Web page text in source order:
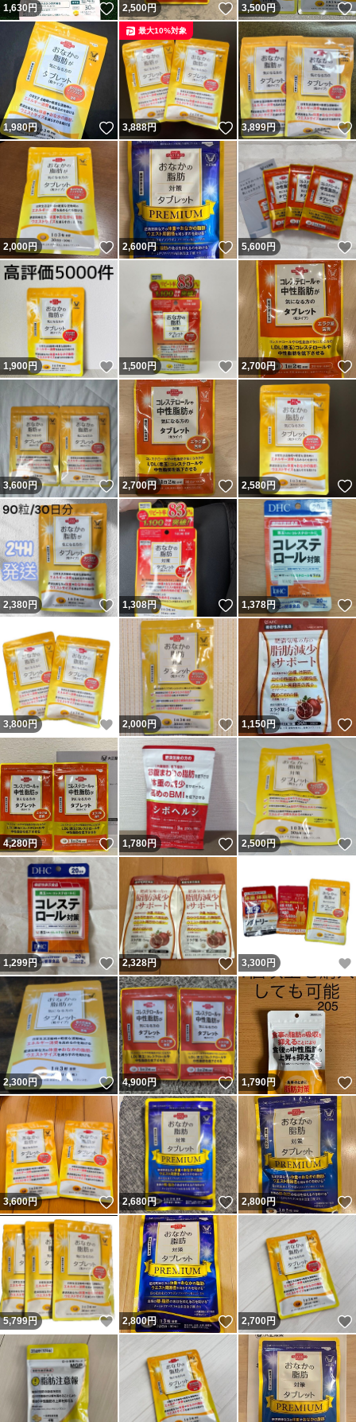
1,630円 いいね！
2,500円 いいね！
3,500円
1,980円 いいね！
3,888円 いいね！
最大10%対象
3,899円
2,000円 いいね！
2,600円 いいね！
5,600円
1,900円 いいね！
1,500円 いいね！
2,700円
3,600円 いいね！
2,700円 いいね！
2,580円
2,380円 いいね！
1,308円 いいね！
1,378円
3,800円 いいね！
2,000円 いいね！
1,150円
4,280円 いいね！
1,780円 いいね！
2,500円
1,299円 いいね！
2,328円 いいね！
3,300 円
2,300円 いいね！
4,900円 いいね！
1,790円
3,600円 いいね！
2,680円 いいね！
2,800円
5,799円 いいね！
2,800円 いいね！
2,700円